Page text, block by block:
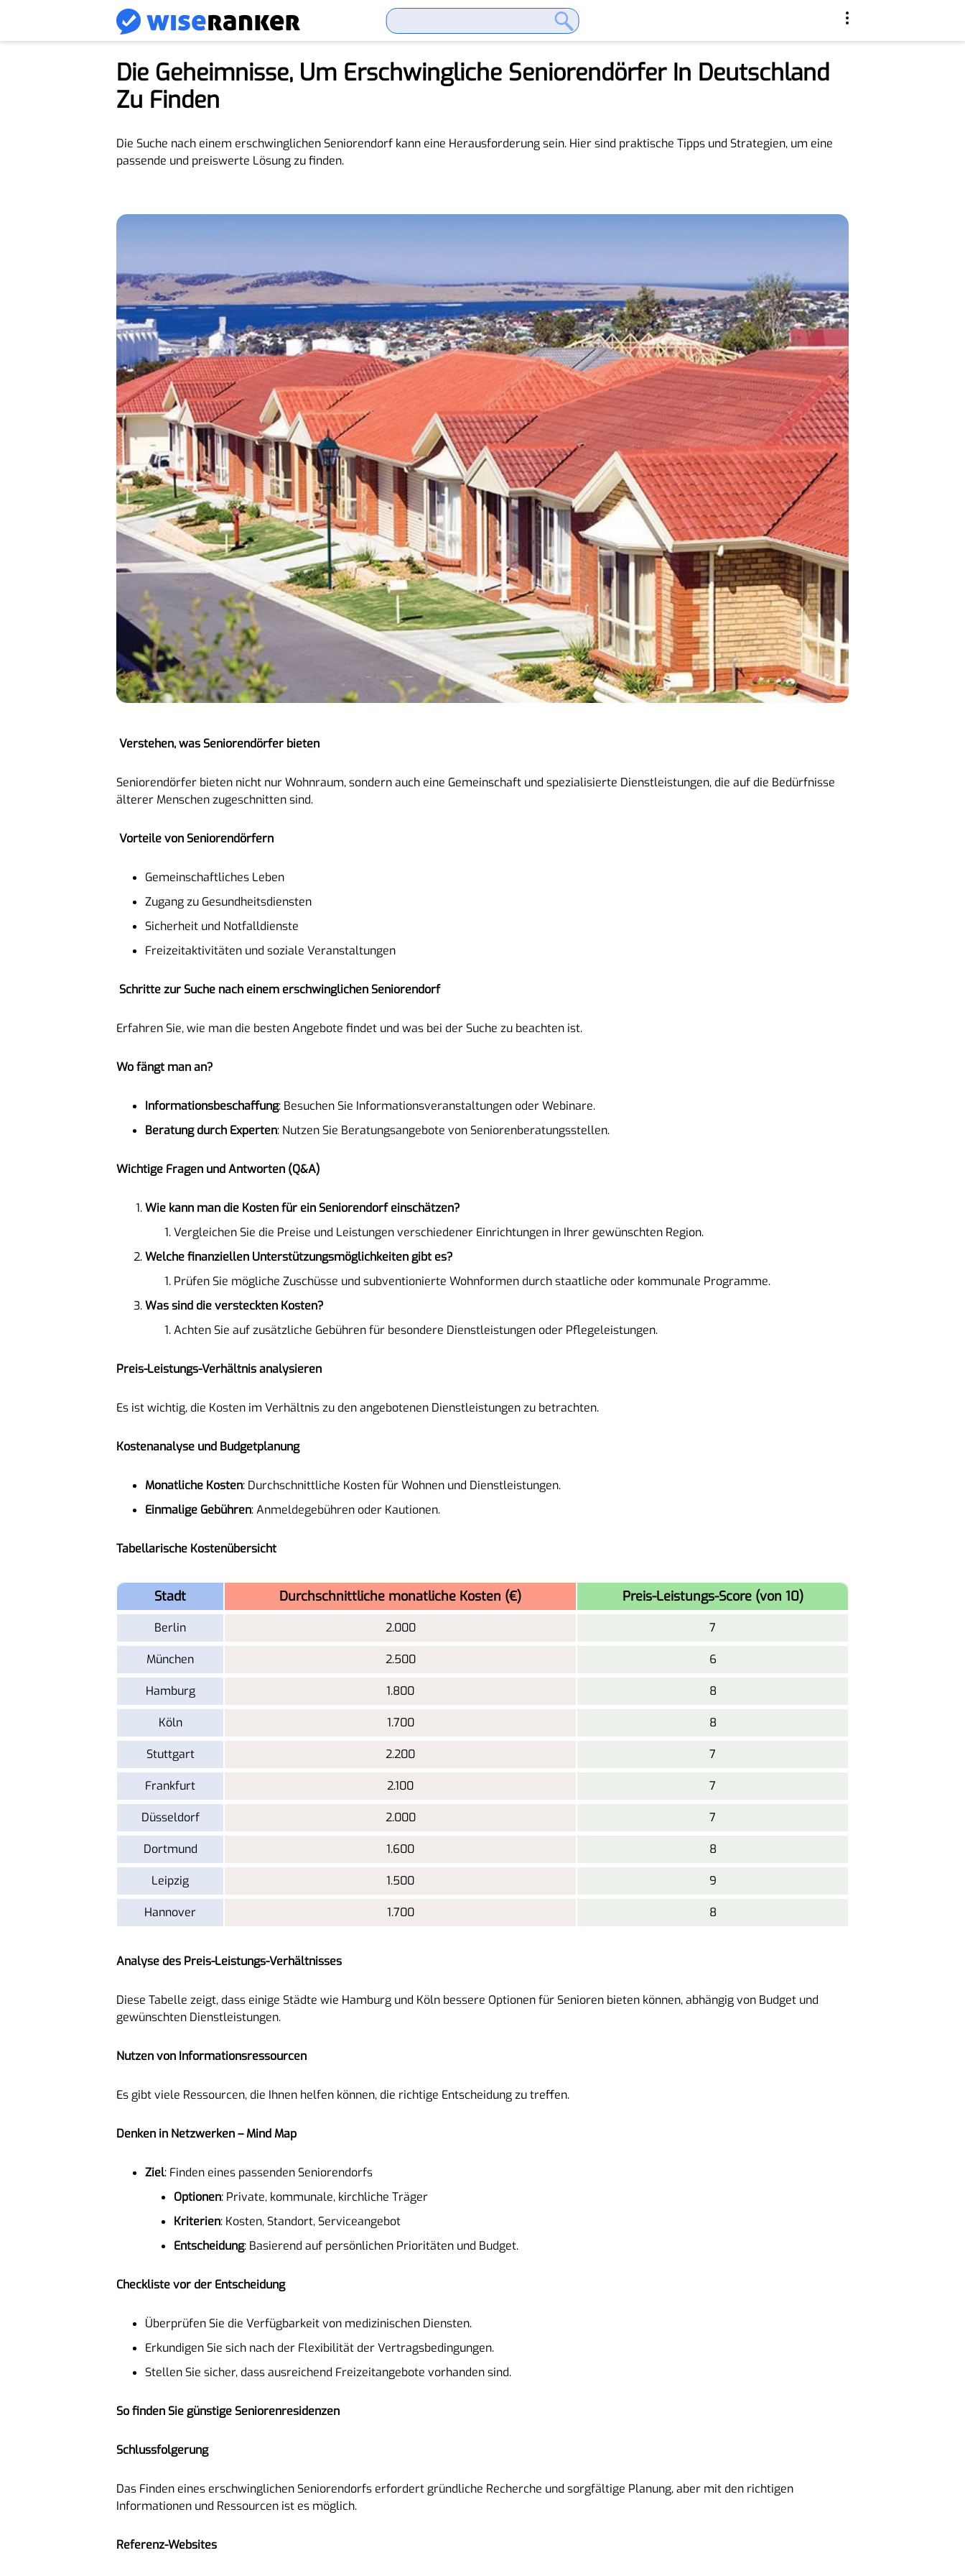
Die Geheimnisse, Um Erschwingliche Seniorendörfer In Deutschland
Zu Finden
Die Suche nach einem erschwinglichen Seniorendorf kann eine Herausforderung sein. Hier sind praktische Tipps und Strategien, um eine
passende und preiswerte Lösung zu finden.
Verstehen, was Seniorendörfer bieten
Seniorendörfer bieten nicht nur Wohnraum, sondern auch eine Gemeinschaft und spezialisierte Dienstleistungen, die auf die Bedürfnisse
älterer Menschen zugeschnitten sind.
Vorteile von Seniorendörfern
Gemeinschaftliches Leben
Zugang zu Gesundheitsdiensten
Sicherheit und Notfalldienste
Freizeitaktivitäten und soziale Veranstaltungen
Schritte zur Suche nach einem erschwinglichen Seniorendorf
Erfahren Sie, wie man die besten Angebote findet und was bei der Suche zu beachten ist.
Wo fängt man an?
Informationsbeschaffung: Besuchen Sie Informationsveranstaltungen oder Webinare.
Beratung durch Experten: Nutzen Sie Beratungsangebote von Seniorenberatungsstellen.
Wichtige Fragen und Antworten (Q&A)
Wie kann man die Kosten für ein Seniorendorf einschätzen?
Vergleichen Sie die Preise und Leistungen verschiedener Einrichtungen in Ihrer gewünschten Region.
Welche finanziellen Unterstützungsmöglichkeiten gibt es?
Prüfen Sie mögliche Zuschüsse und subventionierte Wohnformen durch staatliche oder kommunale Programme.
Was sind die versteckten Kosten?
Achten Sie auf zusätzliche Gebühren für besondere Dienstleistungen oder Pflegeleistungen.
Preis-Leistungs-Verhältnis analysieren
Es ist wichtig, die Kosten im Verhältnis zu den angebotenen Dienstleistungen zu betrachten.
Kostenanalyse und Budgetplanung
Monatliche Kosten: Durchschnittliche Kosten für Wohnen und Dienstleistungen.
Einmalige Gebühren: Anmeldegebühren oder Kautionen.
Tabellarische Kostenübersicht
Stadt Durchschnittliche monatliche Kosten (€) Preis-Leistungs-Score (von 10)
Berlin 2.000 7
München 2.500 6
Hamburg 1.800 8
Köln 1.700 8
Stuttgart 2.200 7
Frankfurt 2.100 7
Düsseldorf 2.000 7
Dortmund 1.600 8
Leipzig 1.500 9
Hannover 1.700 8
Analyse des Preis-Leistungs-Verhältnisses
Diese Tabelle zeigt, dass einige Städte wie Hamburg und Köln bessere Optionen für Senioren bieten können, abhängig von Budget und
gewünschten Dienstleistungen.
Nutzen von Informationsressourcen
Es gibt viele Ressourcen, die Ihnen helfen können, die richtige Entscheidung zu treffen.
Denken in Netzwerken – Mind Map
Ziel: Finden eines passenden Seniorendorfs
Optionen: Private, kommunale, kirchliche Träger
Kriterien: Kosten, Standort, Serviceangebot
Entscheidung: Basierend auf persönlichen Prioritäten und Budget.
Checkliste vor der Entscheidung
Überprüfen Sie die Verfügbarkeit von medizinischen Diensten.
Erkundigen Sie sich nach der Flexibilität der Vertragsbedingungen.
Stellen Sie sicher, dass ausreichend Freizeitangebote vorhanden sind.
So finden Sie günstige Seniorenresidenzen
Schlussfolgerung
Das Finden eines erschwinglichen Seniorendorfs erfordert gründliche Recherche und sorgfältige Planung, aber mit den richtigen
Informationen und Ressourcen ist es möglich.
Referenz-Websites